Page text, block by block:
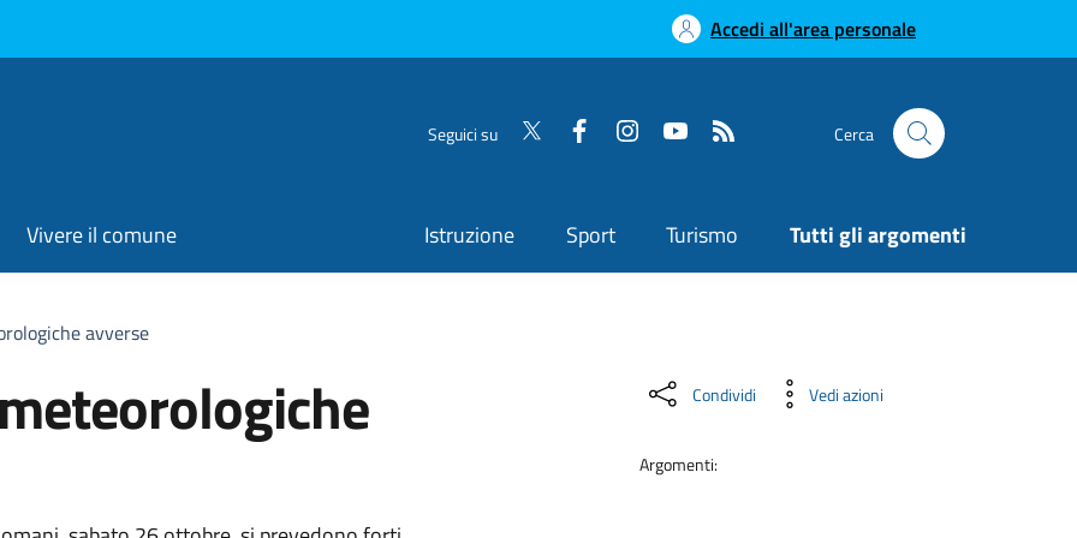
Accedi all'area personale
Seguici su Cerca
Vivere il comune Istruzione Sport Turismo Tutti gli argomenti
avverse
Condividi Vedi azioni
Argomenti: